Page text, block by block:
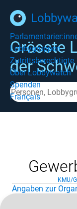
Lobbygruppen
Zutrittsberechtigte
Über Lobbywatch
Spenden
Français
Grösste
der
KMU/
Angaben zur